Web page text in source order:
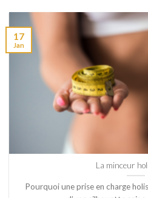
La minceur
Pourquoi une prise en charge
17
Jan